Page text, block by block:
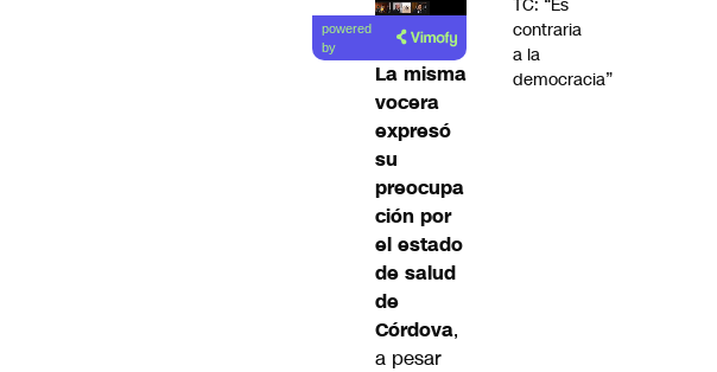
Lea el
artículo
powered
by
La misma
vocera
expresó
su
preocupa
ción por
el estado
de salud
de
Córdova,
a pesar
TC: “Es
contraria
a la
democracia”